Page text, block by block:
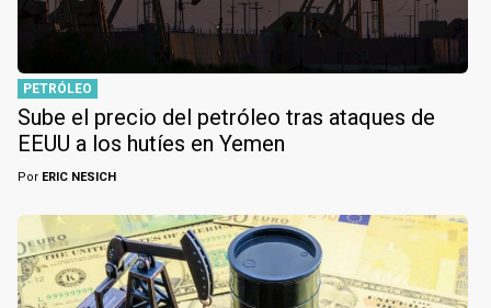
PETRÓLEO
Sube el precio del petróleo tras ataques de
EEUU a los hutíes en Yemen
Por ERIC NESICH